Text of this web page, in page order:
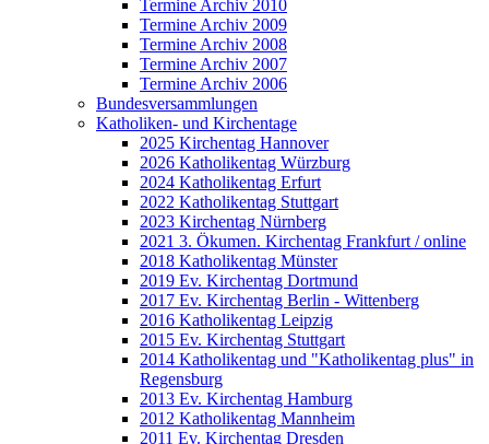
Termine Archiv 2010
Termine Archiv 2009
Termine Archiv 2008
Termine Archiv 2007
Termine Archiv 2006
Bundesversammlungen
Katholiken- und Kirchentage
2025 Kirchentag Hannover
2026 Katholikentag Würzburg
2024 Katholikentag Erfurt
2022 Katholikentag Stuttgart
2023 Kirchentag Nürnberg
2021 3. Ökumen. Kirchentag Frankfurt / online
2018 Katholikentag Münster
2019 Ev. Kirchentag Dortmund
2017 Ev. Kirchentag Berlin - Wittenberg
2016 Katholikentag Leipzig
2015 Ev. Kirchentag Stuttgart
2014 Katholikentag und "Katholikentag plus" in
Regensburg
2013 Ev. Kirchentag Hamburg
2012 Katholikentag Mannheim
2011 Ev. Kirchentag Dresden